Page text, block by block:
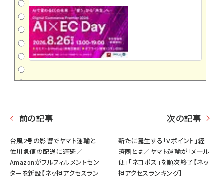
前の記事
台風2号の影響でヤマト運輸と
佐川急便の配送に遅延／
Amazonがフルフィルメントセン
ターを新設【ネッ担アクセスラン
次の記事
新たに誕生する「Vポイント」経
済圏とは／ヤマト運輸が「メール
便」「ネコポス」を順次終了【ネッ
担アクセスランキング】